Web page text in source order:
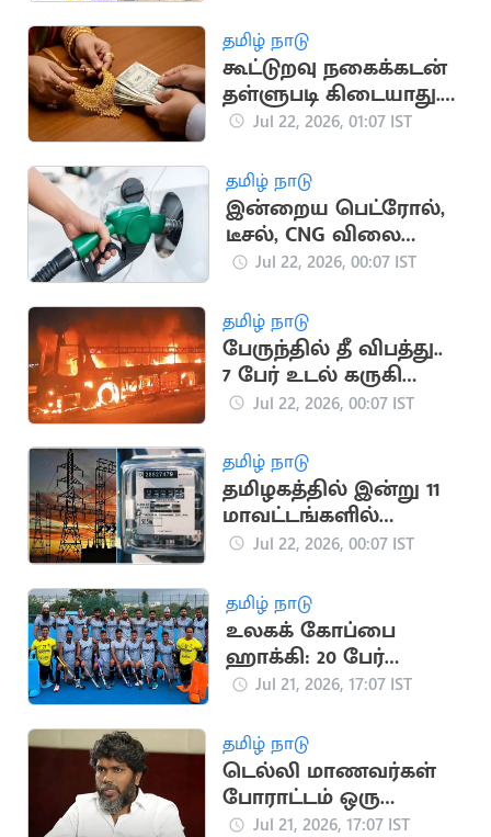
உதயநிதி
தமிழ் நாடு
கூட்டுறவு நகைக்கடன்
தள்ளுபடி கிடையாது..
வெளியான தகவல்
Jul 22, 2026, 01:07 IST
தமிழ் நாடு
இன்றைய பெட்ரோல்,
டீசல், CNG விலை
நிலவரம்
Jul 22, 2026, 00:07 IST
தமிழ் நாடு
பேருந்தில் தீ விபத்து..
7 பேர் உடல் கருகி
உயிரிழப்பு
Jul 22, 2026, 00:07 IST
தமிழ் நாடு
தமிழகத்தில் இன்று 11
மாவட்டங்களில்
மின்தடை அறிவிப்பு
Jul 22, 2026, 00:07 IST
தமிழ் நாடு
உலகக் கோப்பை
ஹாக்கி: 20 பேர்
கொண்ட இந்திய
Jul 21, 2026, 17:07 IST
தமிழ் நாடு
டெல்லி மாணவர்கள்
போராட்டம் ஒரு
தலைமுறையின்
Jul 21, 2026, 17:07 IST